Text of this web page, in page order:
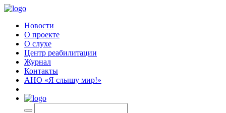
Новости
О проекте
О слухе
Центр реабилитации
Журнал
Контакты
АНО «Я слышу мир!»